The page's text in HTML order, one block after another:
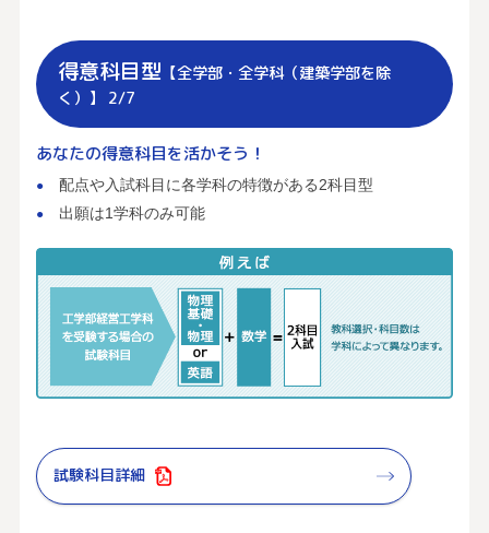
得意科目型 【全学部・全学科（建築学部を除
く）】 2/7
あなたの得意科目を活かそう！
配点や入試科目に各学科の特徴がある2科目型
出願は1学科のみ可能
試験科目詳細